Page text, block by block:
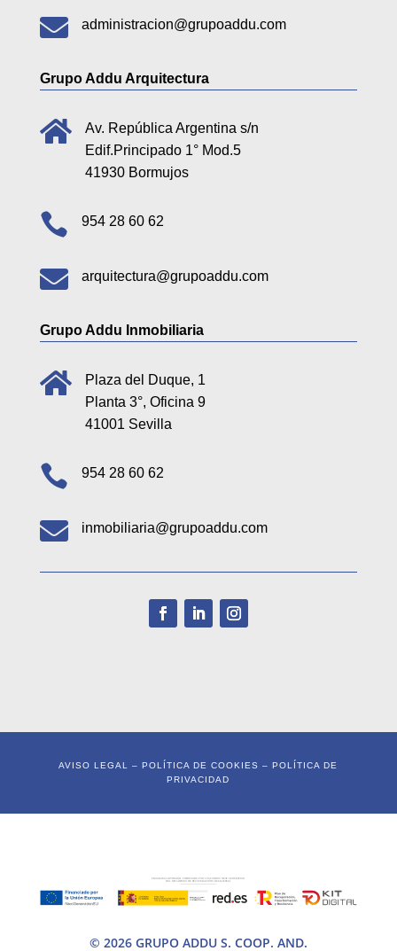
 administracion@grupoaddu.com
Grupo Addu Arquitectura

Av. República Argentina s/n
Edif.Principado 1° Mod.5
41930 Bormujos
 954 28 60 62
 arquitectura@grupoaddu.com
Grupo Addu Inmobiliaria

Plaza del Duque, 1
Planta 3°, Oficina 9
41001 Sevilla
 954 28 60 62
 inmobiliaria@grupoaddu.com
AVISO LEGAL –POLÍTICA DE COOKIES –POLÍTICA DE
PRIVACIDAD
© 2026 GRUPO ADDU S. COOP. AND.